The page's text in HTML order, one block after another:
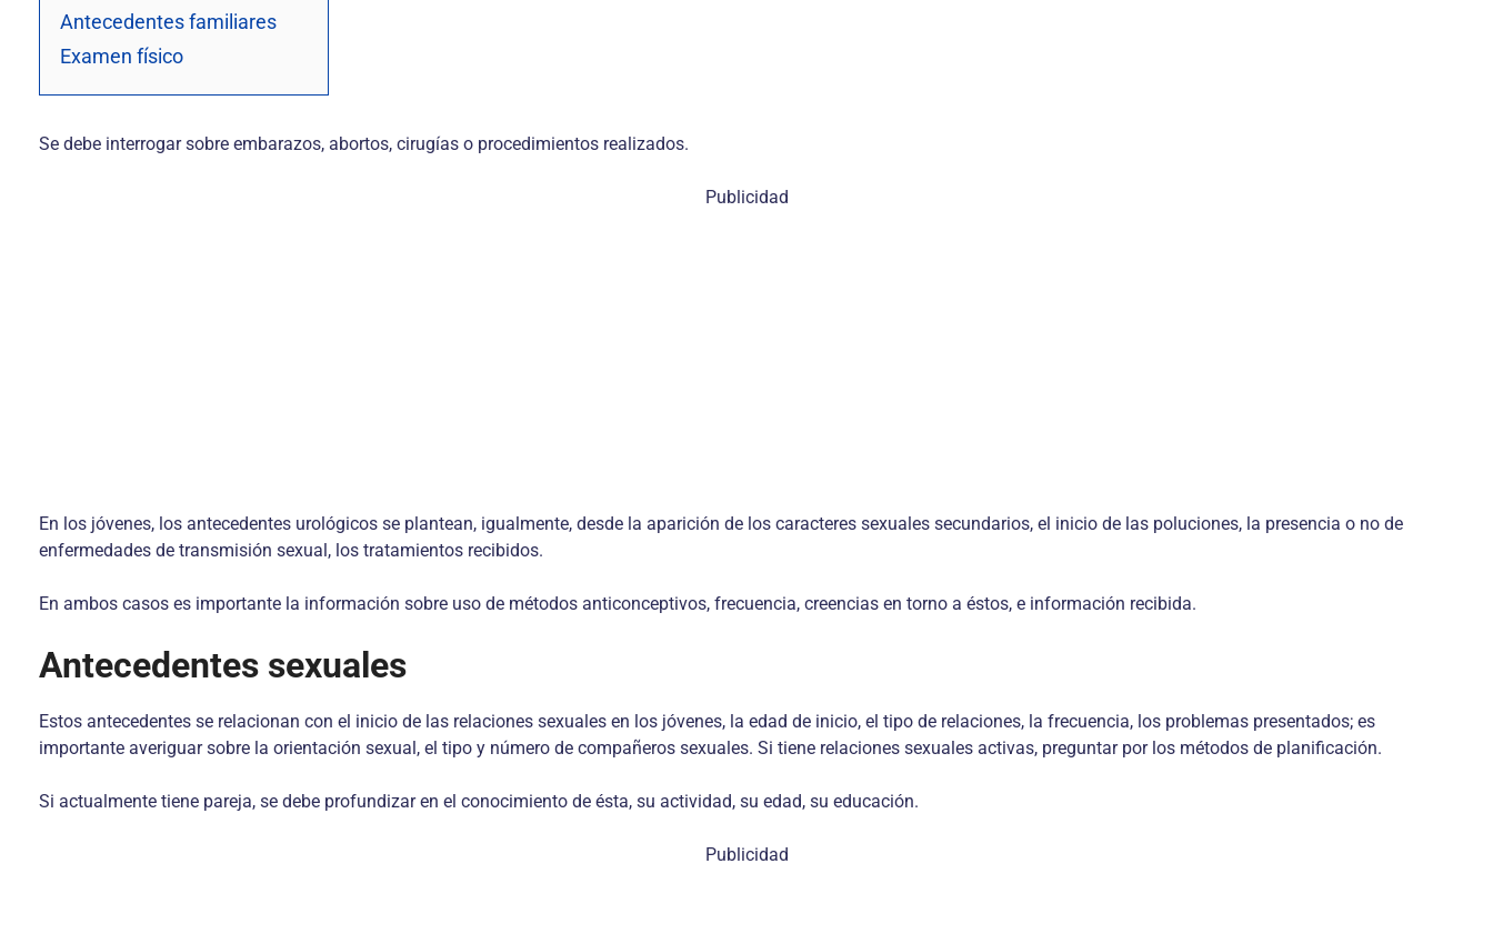
Antecedentes familiares
Examen físico
Se debe interrogar sobre embarazos, abortos, cirugías o procedimientos realizados.
Publicidad
En los jóvenes, los antecedentes urológicos se plantean, igualmente, desde la aparición de los caracteres sexuales secundarios, el inicio de las poluciones, la presencia o no de
enfermedades de transmisión sexual, los tratamientos recibidos.
En ambos casos es importante la información sobre uso de métodos anticonceptivos, frecuencia, creencias en torno a éstos, e información recibida.
Antecedentes sexuales
Estos antecedentes se relacionan con el inicio de las relaciones sexuales en los jóvenes, la edad de inicio, el tipo de relaciones, la frecuencia, los problemas presentados; es
importante averiguar sobre la orientación sexual, el tipo y número de compañeros sexuales. Si tiene relaciones sexuales activas, preguntar por los métodos de planificación.
Si actualmente tiene pareja, se debe profundizar en el conocimiento de ésta, su actividad, su edad, su educación.
Publicidad